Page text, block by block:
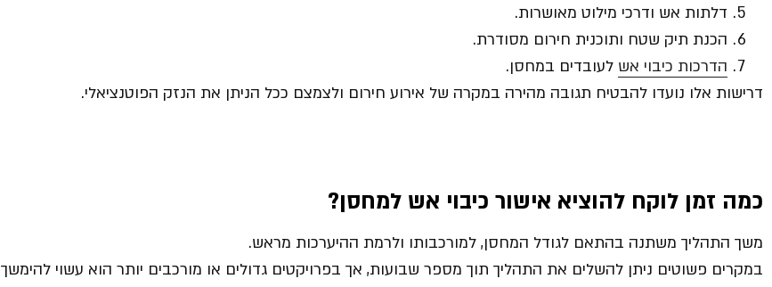
דלתות אש ודרכי מילוט מאושרות.
הכנת תיק שטח ותוכנית חירום מסודרת.
הדרכות כיבוי אש לעובדים במחסן.
דרישות אלו נועדו להבטיח תגובה מהירה במקרה של אירוע חירום ולצמצם ככל הניתן את הנזק הפוטנציאלי.
כמה זמן לוקח להוציא אישור כיבוי אש למחסן?
משך התהליך משתנה בהתאם לגודל המחסן, למורכבותו ולרמת ההיערכות מראש.
במקרים פשוטים ניתן להשלים את התהליך תוך מספר שבועות, אך בפרויקטים גדולים או מורכבים יותר הוא עשוי להימשך